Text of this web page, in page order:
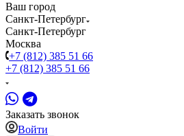
Ваш город
Санкт-Петербург
Санкт-Петербург
Москва
+7 (812) 385 51 66
+7 (812) 385 51 66
Заказать звонок
Войти